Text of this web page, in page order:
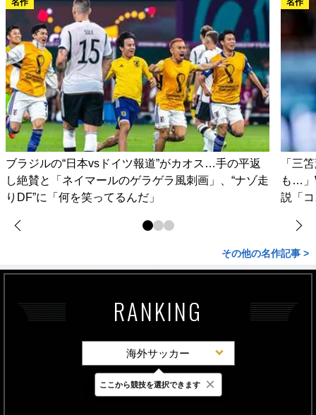
ブラジルの“日本vsドイツ報道”がカオス…手の平返
し絶賛と「ネイマールのゲラゲラ風刺画」、“ナゾ走
りDF”に「何を笑ってるんだ」
「三
も…」
説「
その他の名作記事 >
RANKING
海外サッカー
最新 24時間 週間
ここから競技を選択できます ×